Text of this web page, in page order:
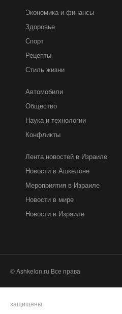
Экономика и финансы
Здоровье
Спорт
Рецепты
Стиль жизни
Автомобили
Общество
Наука и технологии
Конфликты
Лента новостей в Израиле
Новости в Ашкелоне
Мероприятия в Израиле
Новости в мире
Новости в Израиле
© Ashkelon.ru Все права
защищены.